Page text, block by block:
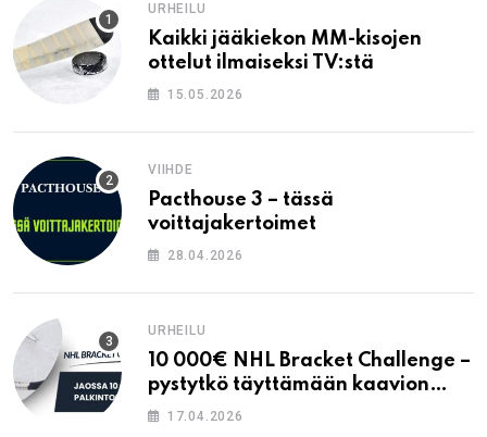
URHEILU
Kaikki jääkiekon MM-kisojen
ottelut ilmaiseksi TV:stä
15.05.2026
VIIHDE
Pacthouse 3 – tässä
voittajakertoimet
28.04.2026
URHEILU
10 000€ NHL Bracket Challenge –
pystytkö täyttämään kaavion
oikein?
17.04.2026